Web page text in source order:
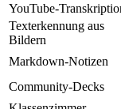
YouTube-
Texterkennung aus
Bildern
Markdown-Notizen
Community-Decks